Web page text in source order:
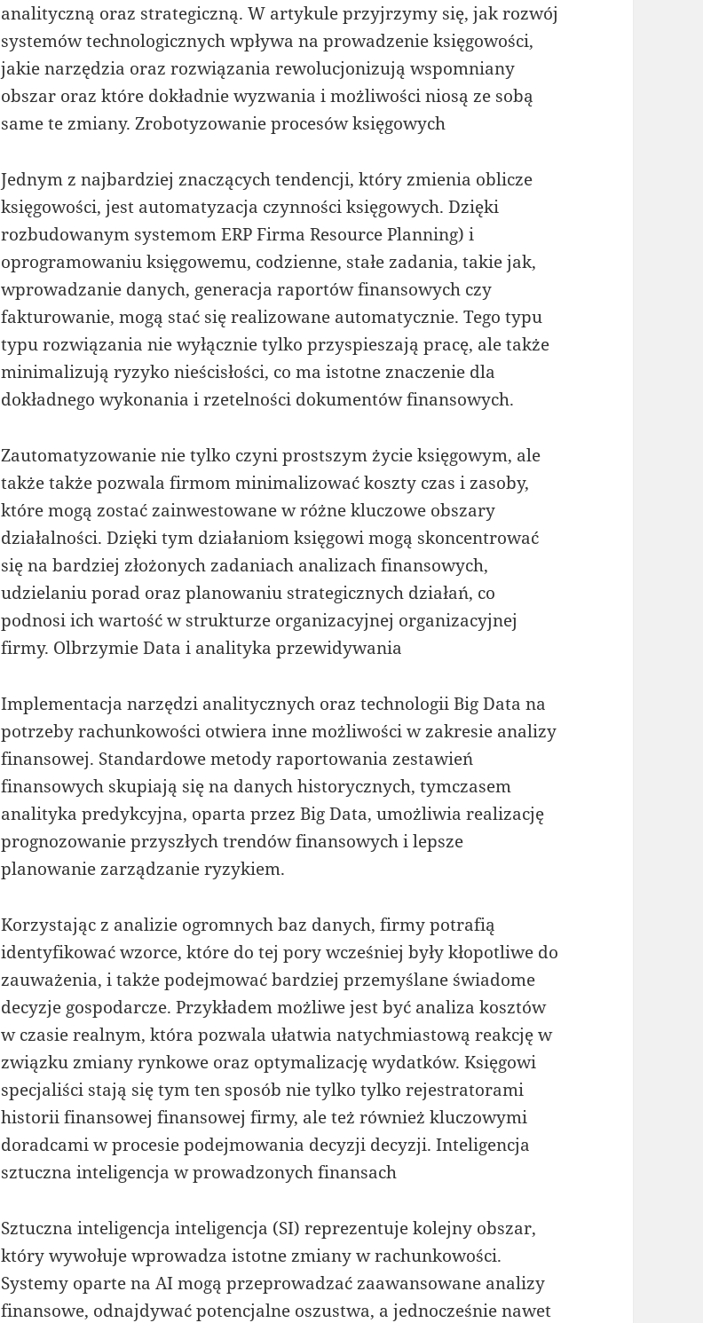
analityczną oraz strategiczną. W artykule przyjrzymy się, jak rozwój
systemów technologicznych wpływa na prowadzenie księgowości,
jakie narzędzia oraz rozwiązania rewolucjonizują wspomniany
obszar oraz które dokładnie wyzwania i możliwości niosą ze sobą
same te zmiany. Zrobotyzowanie procesów księgowych
Jednym z najbardziej znaczących tendencji, który zmienia oblicze
księgowości, jest automatyzacja czynności księgowych. Dzięki
rozbudowanym systemom ERP Firma Resource Planning) i
oprogramowaniu księgowemu, codzienne, stałe zadania, takie jak,
wprowadzanie danych, generacja raportów finansowych czy
fakturowanie, mogą stać się realizowane automatycznie. Tego typu
typu rozwiązania nie wyłącznie tylko przyspieszają pracę, ale także
minimalizują ryzyko nieścisłości, co ma istotne znaczenie dla
dokładnego wykonania i rzetelności dokumentów finansowych.
Zautomatyzowanie nie tylko czyni prostszym życie księgowym, ale
także także pozwala firmom minimalizować koszty czas i zasoby,
które mogą zostać zainwestowane w różne kluczowe obszary
działalności. Dzięki tym działaniom księgowi mogą skoncentrować
się na bardziej złożonych zadaniach analizach finansowych,
udzielaniu porad oraz planowaniu strategicznych działań, co
podnosi ich wartość w strukturze organizacyjnej organizacyjnej
firmy. Olbrzymie Data i analityka przewidywania
Implementacja narzędzi analitycznych oraz technologii Big Data na
potrzeby rachunkowości otwiera inne możliwości w zakresie analizy
finansowej. Standardowe metody raportowania zestawień
finansowych skupiają się na danych historycznych, tymczasem
analityka predykcyjna, oparta przez Big Data, umożliwia realizację
prognozowanie przyszłych trendów finansowych i lepsze
planowanie zarządzanie ryzykiem.
Korzystając z analizie ogromnych baz danych, firmy potrafią
identyfikować wzorce, które do tej pory wcześniej były kłopotliwe do
zauważenia, i także podejmować bardziej przemyślane świadome
decyzje gospodarcze. Przykładem możliwe jest być analiza kosztów
w czasie realnym, która pozwala ułatwia natychmiastową reakcję w
związku zmiany rynkowe oraz optymalizację wydatków. Księgowi
specjaliści stają się tym ten sposób nie tylko tylko rejestratorami
historii finansowej finansowej firmy, ale też również kluczowymi
doradcami w procesie podejmowania decyzji decyzji. Inteligencja
sztuczna inteligencja w prowadzonych finansach
Sztuczna inteligencja inteligencja (SI) reprezentuje kolejny obszar,
który wywołuje wprowadza istotne zmiany w rachunkowości.
Systemy oparte na AI mogą przeprowadzać zaawansowane analizy
finansowe, odnajdywać potencjalne oszustwa, a jednocześnie nawet